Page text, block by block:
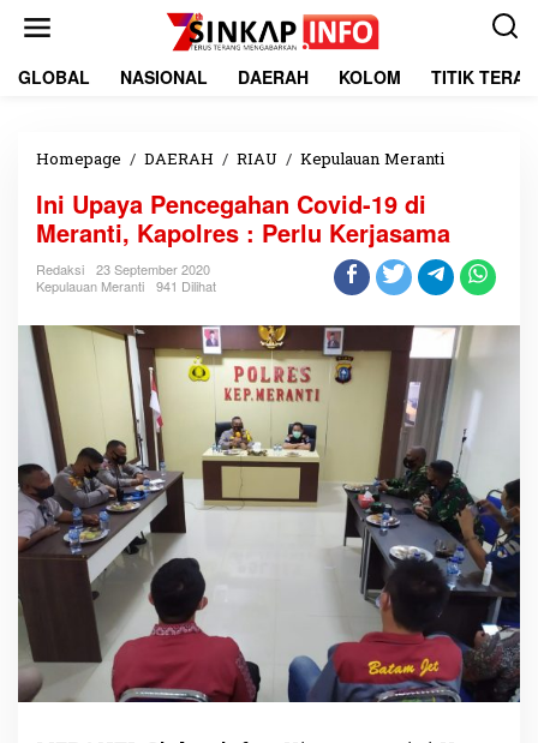
GLOBAL NASIONAL DAERAH KOLOM TITIK
Homepage / DAERAH / RIAU / Kepulauan Meranti
U
p
a
y
P
e
n
c
a
h
a
n
C
o
v
d
1
9
Ini Upaya Pencegahan Covid-19 di
Meranti, Kapolres : Perlu Kerjasama
Redaksi
23 September 2020
Kepulauan Meranti
941 Dilihat